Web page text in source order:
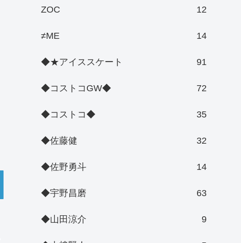
ZOC 12
≠ME 14
◆★アイススケート 91
◆コストコGW◆ 72
◆コストコ◆ 35
◆佐藤健 32
◆佐野勇斗 14
◆宇野昌磨 63
◆山田涼介 9